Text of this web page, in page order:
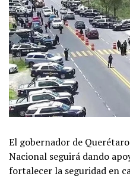
El gobernador de
Nacional seguirá dando
fortalecer la seguridad en